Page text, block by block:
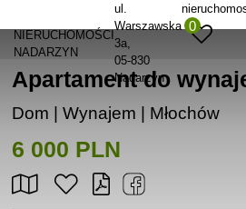
NIERUCHOMOŚCI
NADARZYN
ul.
Warszawska
3a
05-830
Nadarzyn
0
Apartament do
Dom | Wynajem | Młochów
6 000 PLN